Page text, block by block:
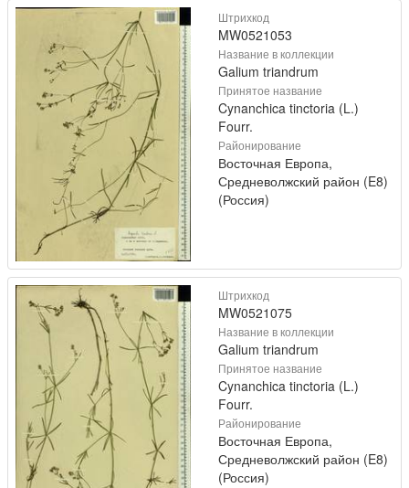
Штрихкод
MW0521053
Название в коллекции
Galium triandrum
Принятое название
Cynanchica tinctoria (L.)
Fourr.
Районирование
Восточная Европа,
Средневолжский район (E8)
(Россия)
Штрихкод
MW0521075
Название в коллекции
Galium triandrum
Принятое название
Cynanchica tinctoria (L.)
Fourr.
Районирование
Восточная Европа,
Средневолжский район (E8)
(Россия)